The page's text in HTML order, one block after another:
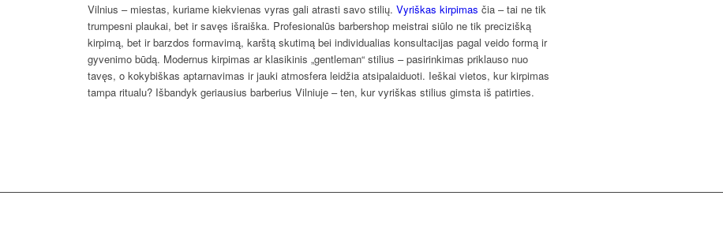
Vilnius – miestas, kuriame kiekvienas vyras gali atrasti savo stilių. Vyriškas kirpimas čia – tai ne tik
trumpesni plaukai, bet ir savęs išraiška. Profesionalūs barbershop meistrai siūlo ne tik precizišką
kirpimą, bet ir barzdos formavimą, karštą skutimą bei individualias konsultacijas pagal veido formą ir
gyvenimo būdą. Modernus kirpimas ar klasikinis „gentleman“ stilius – pasirinkimas priklauso nuo
tavęs, o kokybiškas aptarnavimas ir jauki atmosfera leidžia atsipalaiduoti. Ieškai vietos, kur kirpimas
tampa ritualu? Išbandyk geriausius barberius Vilniuje – ten, kur vyriškas stilius gimsta iš patirties.